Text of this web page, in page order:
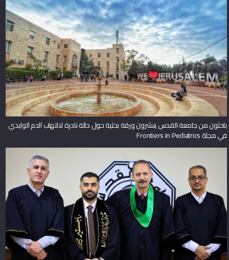
باحثون من جامعة القدس ينشرون ورقة بحثية حول حالة نادرة لالتهاب الدم الوليدي
في مجلة Frontiers in Pediatrics